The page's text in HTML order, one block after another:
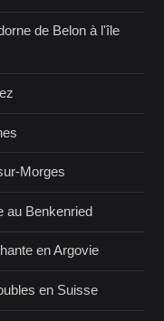
de Belon à l'île
Morges
au Benkenried
en Argovie
en Suisse